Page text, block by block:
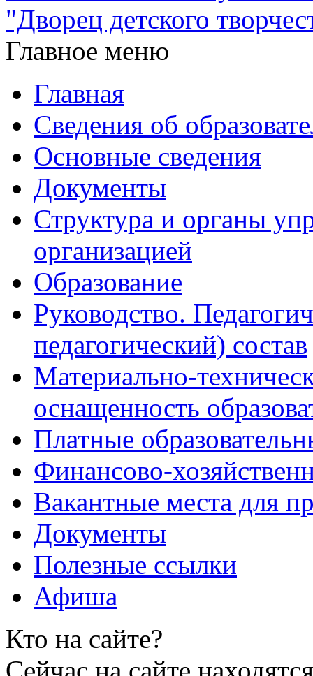
"Дворец детского
Главное меню
Главная
Сведения об
Основные сведения
Документы
Структура и органы
организацией
Образование
Руководство.
педагогический) состав
Материально-
оснащенность
Платные
Финансово-
Вакантные места для
Документы
Полезные ссылки
Афиша
Кто на сайте?
Сейчас на сайте